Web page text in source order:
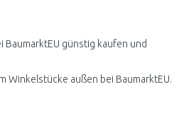
günstig kaufen und
Winkelstücke außen bei BaumarktEU.